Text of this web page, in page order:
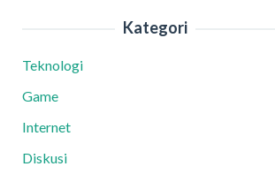
Kategori
Teknologi
Game
Internet
Diskusi